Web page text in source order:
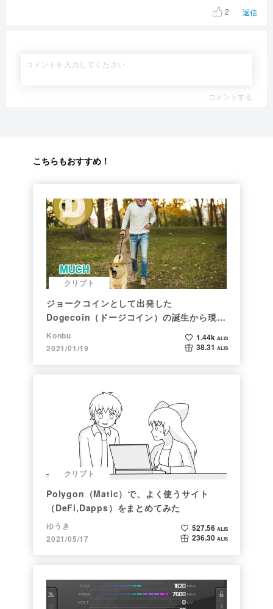
2
返信
コメントする
こちらもおすすめ！
クリプト
ジョークコインとして出発した
Dogecoin（ドージコイン）の誕生から現在
まで。注目される非証券性🐶
Konbu
2021/01/19
1.44k ALIS
38.31 ALIS
クリプト
Polygon（Matic）で、よく使うサイト
（DeFi,Dapps）をまとめてみた
ゆうき
2021/05/17
527.56 ALIS
236.30 ALIS